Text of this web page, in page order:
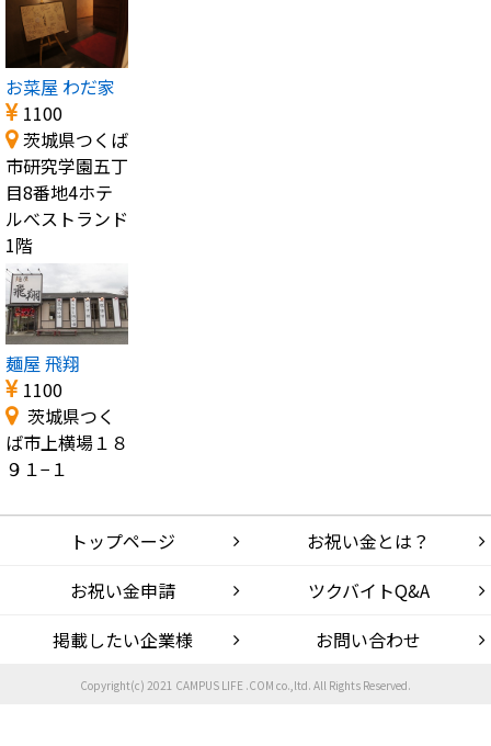
お菜屋 わだ家
1100
茨城県つくば
市研究学園五丁
目8番地4ホテ
ルべストランド
1階
麺屋 飛翔
1100
茨城県つく
ば市上横場１８
９１−１
トップページ
お祝い金とは？
お祝い金申請
ツクバイトQ&A
掲載したい企業様
お問い合わせ
Copyright(c) 2021 CAMPUS LIFE .COM co.,ltd. All Rights Reserved.